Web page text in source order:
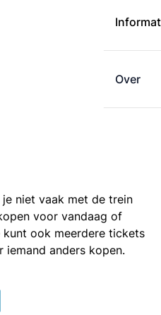
Over
niet vaak met de trein
voor vandaag of
ook meerdere tickets
anders kopen.